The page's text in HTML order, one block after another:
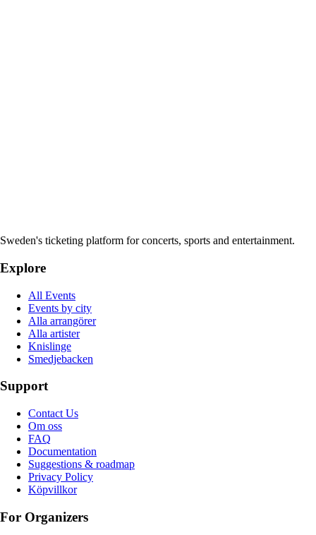
Sweden's ticketing platform for concerts, sports and entertainment.
Explore
All Events
Events by city
Alla arrangörer
Alla artister
Knislinge
Smedjebacken
Support
Contact Us
Om oss
FAQ
Documentation
Suggestions & roadmap
Privacy Policy
Köpvillkor
For Organizers